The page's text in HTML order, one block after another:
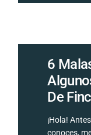
6
De
¡Hola!
conoces,